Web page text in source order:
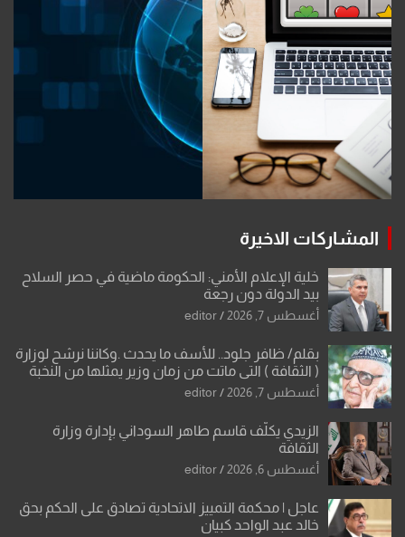
المشاركات الاخيرة
خلية الإعلام الأمني: الحكومة ماضية في حصر السلاح
بيد الدولة دون رجعة
أغسطس 7, 2026 editor
بقلم/ ظافر جلود.. للأسف ما يحدث .وكاننا نرشح لوزارة
( الثقافة ) التي ماتت من زمان وزير يمثلها من النخبة
والإرث العظيم للثقافة العراقية..
أغسطس 7, 2026 editor
الزيدي يكلّف قاسم طاهر السوداني بإدارة وزارة
الثقافة
أغسطس 6, 2026 editor
عاجل | محكمة التمييز الاتحادية تصادق على الحكم بحق
خالد عبد الواحد كبيان